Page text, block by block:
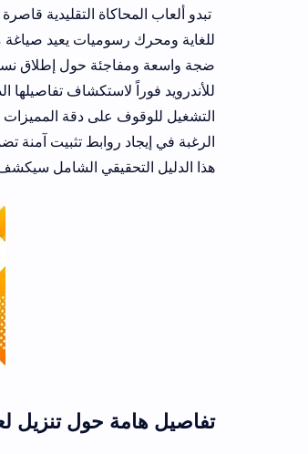
تبدو ألعاب المحاكاة التقليدية قاصرة للغاية عن
للأندرويد فوراً لاستكشاف تفاصيلها الدقيقة. قررتُ
التشغيل للوقوف على دقة المميزات الرسومية
الرغبة في إيجاد روابط تثبيت آمنة تضمن لهم كفاءة
هذا الدليل التحقيقي الشامل سيكشف النقاب عن
تفاصيل هامة حول تنزيل لعبة Farming Simulator 32 للاندرويد